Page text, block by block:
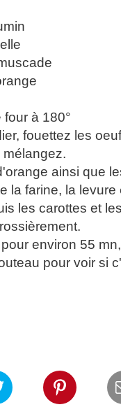
à 180°
fouettez les
ainsi que
la farine, la levure
les carottes et
environ 55
pour voir si